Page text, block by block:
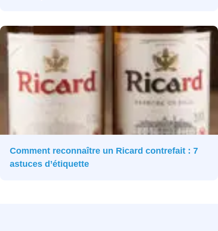
Comment reconnaître un Ricard contrefait : 7
astuces d’étiquette